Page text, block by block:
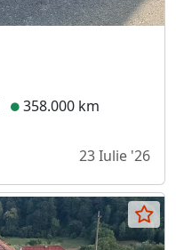
358.000 km
23 Iulie '26